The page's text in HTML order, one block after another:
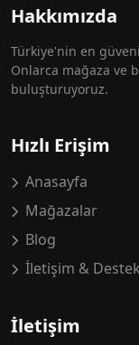
Hakkımızda
Türkiye'nin en
Onlarca mağaza ve
buluşturuyoruz.
Hızlı Erişim
Anasayfa
Mağazalar
Blog
İletişim & Destek
İletişim